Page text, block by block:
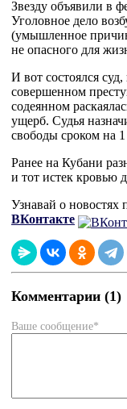
Звезду объявили в
Уголовное дело
(умышленное
не опасного для
И вот состоялся
совершенном
содеянном
ущерб. Судья
свободы сроком на 1
Ранее на Кубани
и тот истек кровью
Узнавай о новостях
ВКонтакте
Комментарии (1)
Ваше сообщение*